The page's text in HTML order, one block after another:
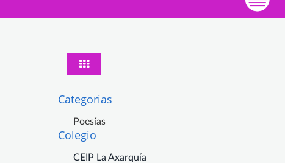
Categorias
Poesías
Colegio
CEIP La Axarquía